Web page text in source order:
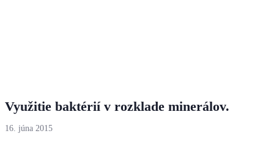
Využitie baktérií v rozklade minerálov.
16. júna 2015